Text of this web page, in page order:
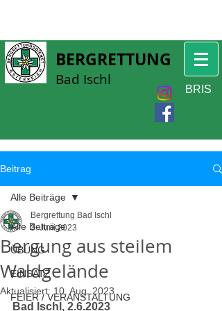
BERGRETTUNG
Bad Ischl
BRIS
Beitrag
Alle Beiträge
ÜBUNG
EINSATZ
FEIER / VERANSTALTUNG
Alle Beiträge
Bergung aus steilem
Waldgelände
Bergrettung Bad Ischl
3. Juni 2023
Aktualisiert: 10. Aug. 2023
Bad Ischl, 2.6.2023